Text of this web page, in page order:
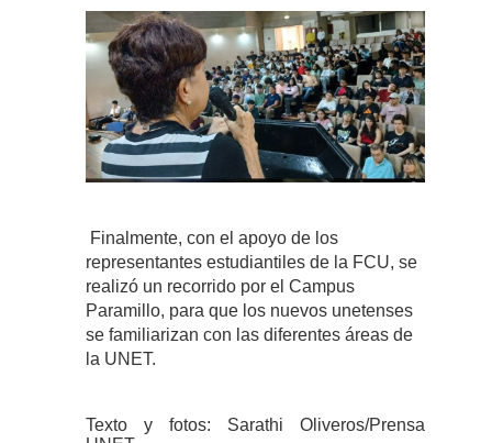
Finalmente, con el apoyo de los
representantes estudiantiles de la FCU, se
realizó un recorrido por el Campus
Paramillo, para que los nuevos unetenses
se familiarizan con las diferentes áreas de
la UNET.
Texto y fotos: Sarathi Oliveros/Prensa